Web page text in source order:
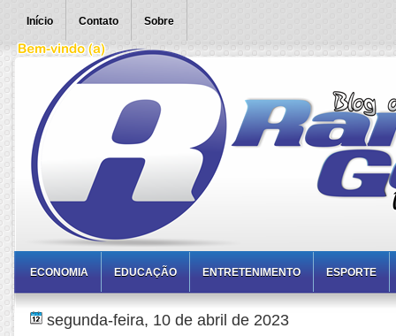
Início Contato Sobre
ECONOMIA EDUCAÇÃO ENTRETENIMENTO ESPORTE
segunda-feira, 10 de abril de 2023